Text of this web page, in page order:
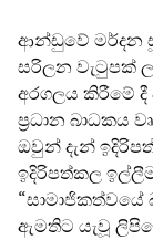
ආන්ඩුවේ මර්දන
සරිලන වැටුපක්
අරගලය කිරීමේ
ප්‍රධාන බාධකය
ඔවුන් දැන්
ඉදිරිපත්කල
“සාමාජිකත්වයේ
ඇමතිට යැවූ